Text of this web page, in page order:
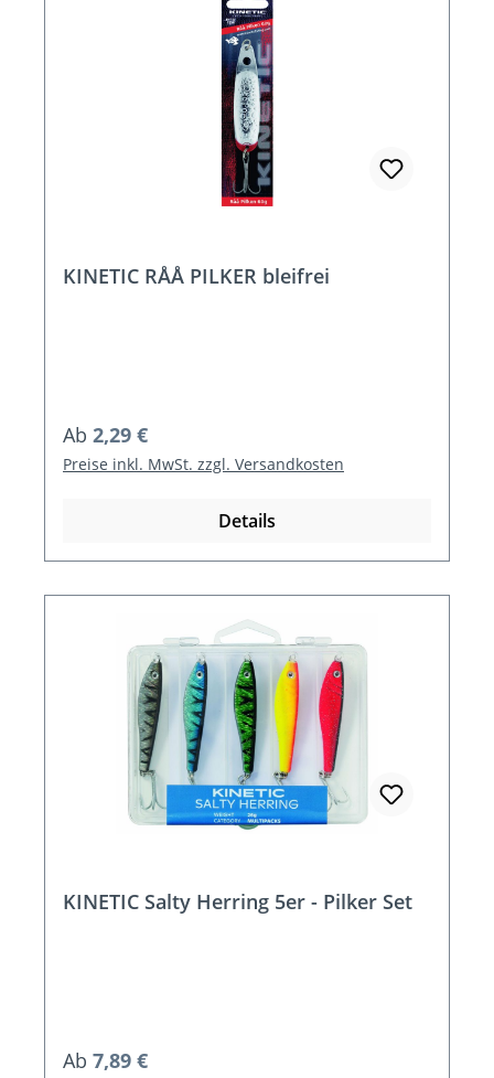
KINETIC RÅÅ PILKER bleifrei
Regulärer Preis:
Ab 2,29 €
Preise inkl. MwSt. zzgl. Versandkosten
Details
KINETIC Salty Herring 5er - Pilker Set
Regulärer Preis:
Ab 7,89 €